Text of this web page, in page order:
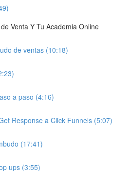
Venta Y Tu Academia Online
de ventas (10:18)
a paso (4:16)
Response a Click Funnels (5:07)
(17:41)
ups (3:55)